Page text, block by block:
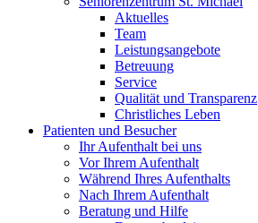
Aktuelles
Team
Leistungsangebote
Betreuung
Service
Qualität und Transparenz
Christliches Leben
Patienten und Besucher
Ihr Aufenthalt bei uns
Vor Ihrem Aufenthalt
Während Ihres Aufenthalts
Nach Ihrem Aufenthalt
Beratung und Hilfe